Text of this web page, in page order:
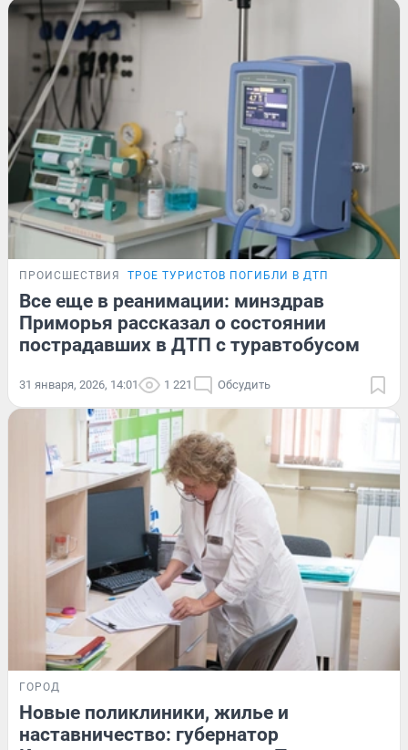
ПРОИСШЕСТВИЯ ТРОЕ ТУРИСТОВ ПОГИБЛИ В ДТП
Все еще в реанимации: минздрав
Приморья рассказал о состоянии
пострадавших в ДТП с туравтобусом
31 января, 2026, 14:01 1 221 Обсудить
ГОРОД
Новые поликлиники, жилье и
наставничество: губернатор